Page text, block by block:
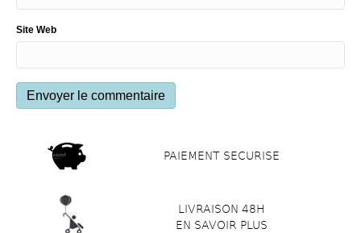
Site Web
PAIEMENT SECURISE
LIVRAISON 48H
EN SAVOIR PLUS